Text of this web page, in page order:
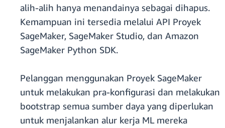
alih-alih hanya menandainya sebagai dihapus.
Kemampuan ini tersedia melalui API Proyek
SageMaker, SageMaker Studio, dan Amazon
SageMaker Python SDK.
Pelanggan menggunakan Proyek SageMaker
untuk melakukan pra-konfigurasi dan melakukan
bootstrap semua sumber daya yang diperlukan
untuk menjalankan alur kerja ML mereka